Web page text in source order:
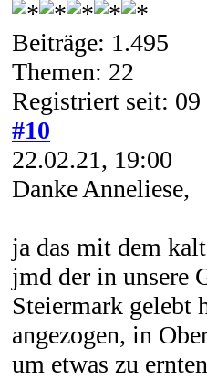
Beiträge: 1.495
Themen: 22
Registriert seit: 09
#10
22.02.21, 19:00
Danke Anneliese,
ja das mit dem
jmd der in unsere
Steiermark gelebt
angezogen, in
um etwas zu